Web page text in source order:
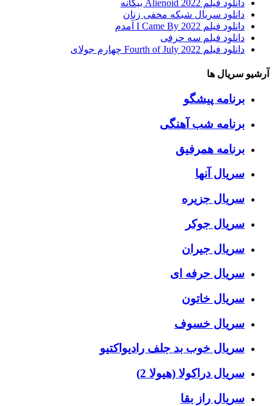
دانلود فیلم Alienoid 2022 بیگانه
دانلود سریال شبکه مخفی زنان
دانلود فیلم I Came By 2022 آمدم
دانلود فیلم سه حرفی
دانلود فیلم Fourth of July 2022 چهارم جولای
آرشیو سریال ها
برنامه پیشگو
برنامه شب آهنگی
برنامه همرفیق
سریال آنها
سریال جزیره
سریال جوکر
سریال جیران
سریال حرفه ای
سریال خاتون
سریال خسوف
سریال خوب بد جلف رادیواکتیو
سریال دراکولا (هیولا 2)
سریال راز بقا